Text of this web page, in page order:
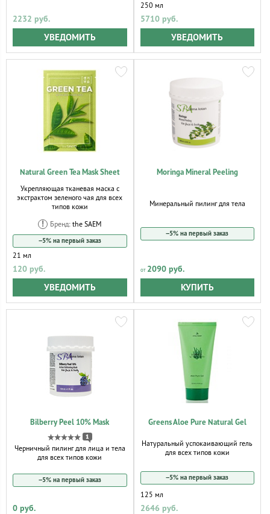
2232 руб.
УВЕДОМИТЬ
250 мл
5710 руб.
УВЕДОМИТЬ
Natural Green Tea Mask Sheet
Укрепляющая тканевая маска с
экстрактом зеленого чая для всех
типов кожи
Бренд: the SAEM
−5% на первый заказ
21 мл
120 руб.
УВЕДОМИТЬ
Moringa Mineral Peeling
Минеральный пилинг для тела
−5% на первый заказ
2090 руб.
КУПИТЬ
Bilberry Peel 10% Mask
1
Черничный пилинг для лица и тела
для всех типов кожи
−5% на первый заказ
0 руб.
Greens Aloe Pure Natural Gel
Натуральный успокаивающий гель
для всех типов кожи
−5% на первый заказ
125 мл
2646 руб.